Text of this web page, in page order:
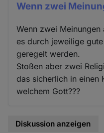
Wenn zwei
Wenn zwei
es durch jeweilige
geregelt werden.
Stoßen aber zwei
das sicherlich in einen
welchem Gott???
Diskussion anzeigen